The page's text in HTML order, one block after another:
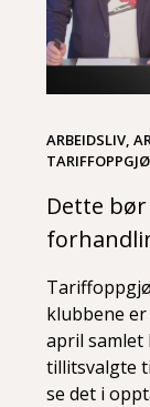
ARBEIDSLIV,
Dette
klubbene
april samlet
tillitsvalgte
se det i